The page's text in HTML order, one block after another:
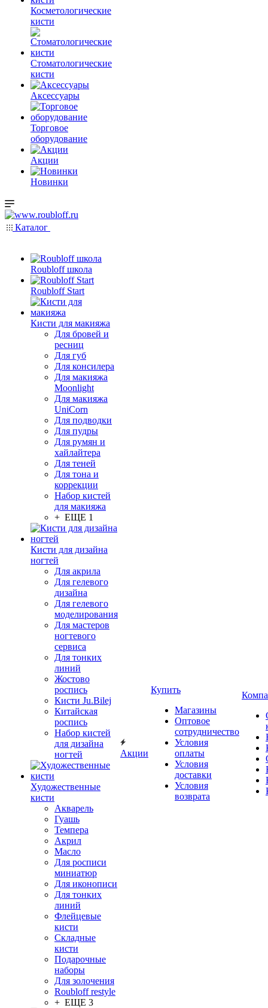
Косметологические
кисти
Стоматологические
кисти
Аксессуары
Торговое
оборудование
Акции
Новинки
Каталог
Roubloff школа
Roubloff Start
Кисти для макияжа
Для бровей и
ресниц
Для губ
Для консилера
Для макияжа
Moonlight
Для макияжа
UniCorn
Для подводки
Для пудры
Для румян и
хайлайтера
Для теней
Для тона и
коррекции
Набор кистей
для макияжа
+ ЕЩЕ 1
Кисти для дизайна
ногтей
Для акрила
Для гелевого
дизайна
Для гелевого
моделирования
Для мастеров
ногтевого
сервиса
Для тонких
линий
Жостово
роспись
Кисти Ju.Bilej
Китайская
роспись
Набор кистей
для дизайна
ногтей
Художественные
кисти
Акварель
Гуашь
Темпера
Акрил
Масло
Для росписи
миниатюр
Для иконописи
Для тонких
линий
Флейцевые
кисти
Складные
кисти
Подарочные
наборы
Для золочения
Roubloff restyle
+ ЕЩЕ 3
Акции
Купить
Магазины
Оптовое
сотрудничество
Условия
оплаты
Условия
доставки
Условия
возврата